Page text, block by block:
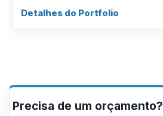
Detalhes do Portfolio
Precisa de um orçamento?